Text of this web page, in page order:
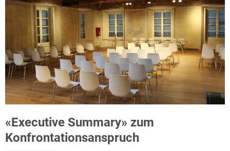
«Executive Summary» zum
Konfrontationsanspruch